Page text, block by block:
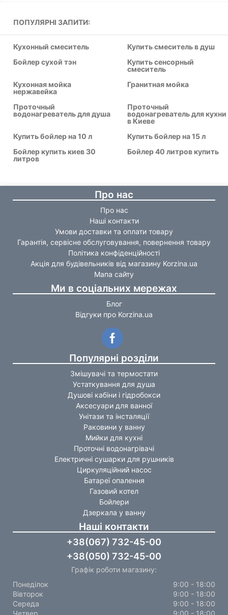
ПОПУЛЯРНІ ЗАПИТИ:
Кухонный смеситель
Купить смеситель в душ
Бойлер сухой тэн
Купить сенсорный
смеситель
Кухонная мойка
нержавейка
Гранитная мойка
Проточный
водонагреватель для душа
Проточный
водонагреватель для кухни
в Киеве
Купить бойлер на 10 л
Купить бойлер на 15 л
Бойлер купить киев 30
литров
Бойлер 40 литров купить
Про нас
Про нас
Наші контакти
Умови доставки та оплати товару
Гарантія, сервісне обслуговування, повернення товару
Політика конфіденційності
Акція для будівельників від магазину Korzina.ua
Мапа сайту
Ми в соціальних мережах
Блог
Відгуки про Korzina.ua
Популярні розділи
Змішувачі та термостати
Устаткування для душа
Душові кабіни і гідробокси
Аксесуари для ванної
Унітази та інсталяції
Раковини у ванну
Мийки для кухні
Проточні водонагрівачі
Електричні сушарки для рушників
Циркуляційний насос
Батареї опалення
Газовий котел
Бойлери
Дзеркала у ванну
Наші контакти
+38(067) 732-45-00
+38(050) 732-45-00
Графік роботи магазину:
Понеділок
9:00 - 18:00
Вівторок
9:00 - 18:00
Середа
9:00 - 18:00
Четвер
9:00 - 18:00